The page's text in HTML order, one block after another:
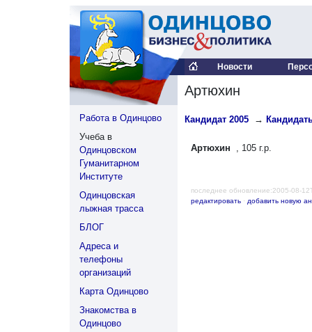
Новости
Работа в Одинцово
Учеба в
Одинцовском
Гуманитарном
Институте
Одинцовская
лыжная трасса
БЛОГ
Адреса и
телефоны
организаций
Карта Одинцово
Знакомства в
Одинцово
Артюхин
Кандидат 2005 →
Артюхин , 105 г.р.
последнее обновление:2005-08-
редактировать · добавить новую